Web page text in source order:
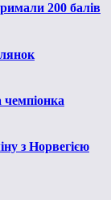
200 балів
з Норвегією